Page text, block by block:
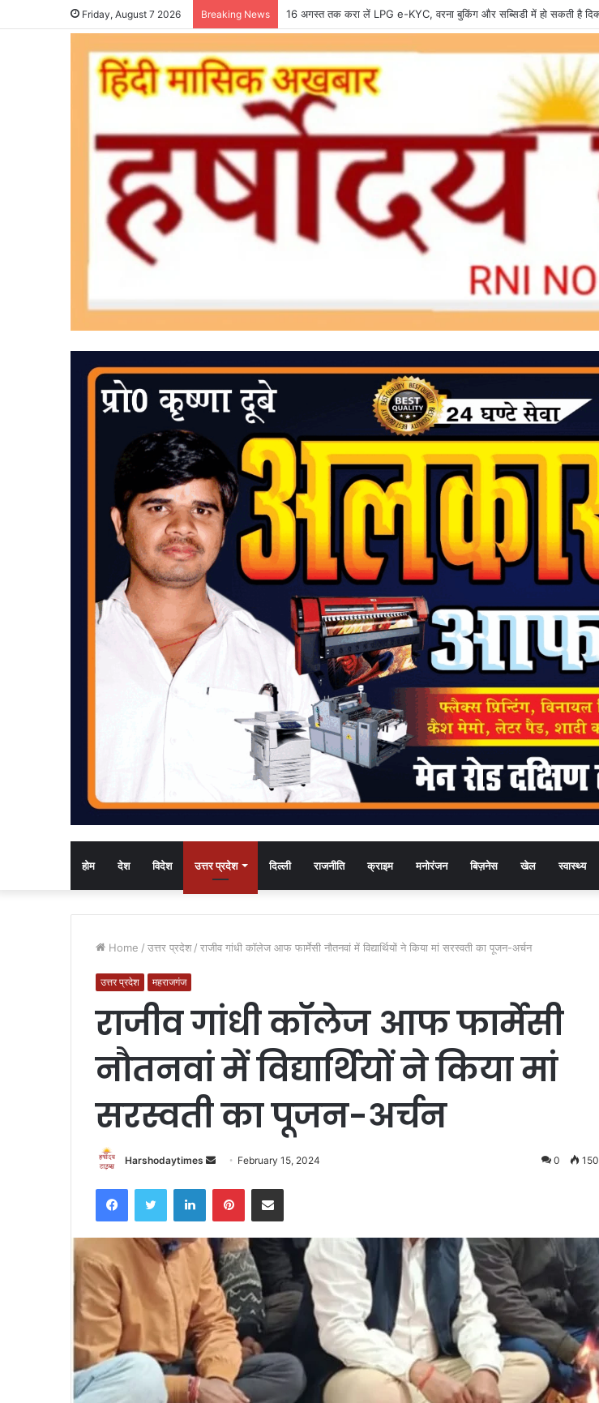
Friday, August 7 2026 Breaking News एसडीओ कार्यालय में तैनात वनरक्षक पर रिश्वतखोरी के आरोप, जांच की उठी मांग
होम देश विदेश उत्तर प्रदेश दिल्ली राजनीति क्राइम मनोरंजन बिज़नेस खेल स्वास्थ्य
Home / उत्तर प्रदेश / राजीव गांधी कॉलेज आफ फार्मेसी नौतनवां में विद्यार्थियों ने किया मां सरस्वती का पूजन-अर्चन
उत्तर प्रदेश महराजगंज
राजीव गांधी कॉलेज आफ फार्मेसी
नौतनवां में विद्यार्थियों ने किया मां
सरस्वती का पूजन-अर्चन
Harshodaytimes
Send
email
February 15, 2024 0 150
FacebookTwitter LinkedInPinterestShare via Email